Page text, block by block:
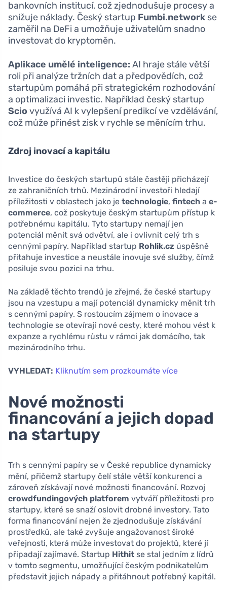
bankovních institucí, což zjednodušuje procesy a
snižuje náklady. Český startup Fumbi.network se
zaměřil na DeFi a umožňuje uživatelům snadno
investovat do kryptoměn.
Aplikace umělé inteligence: AI hraje stále větší
roli při analýze tržních dat a předpovědích, což
startupům pomáhá při strategickém rozhodování
a optimalizaci investic. Například český startup
Scio využívá AI k vylepšení predikcí ve vzdělávání,
což může přinést zisk v rychle se měnícím trhu.
Zdroj inovací a kapitálu
Investice do českých startupů stále častěji přicházejí
ze zahraničních trhů. Mezinárodní investoři hledají
příležitosti v oblastech jako je technologie, fintech a e-
commerce, což poskytuje českým startupům přístup k
potřebnému kapitálu. Tyto startupy nemají jen
potenciál měnit svá odvětví, ale i ovlivnit celý trh s
cennými papíry. Například startup Rohlik.cz úspěšně
přitahuje investice a neustále inovuje své služby, čímž
posiluje svou pozici na trhu.
Na základě těchto trendů je zřejmé, že české startupy
jsou na vzestupu a mají potenciál dynamicky měnit trh
s cennými papíry. S rostoucím zájmem o inovace a
technologie se otevírají nové cesty, které mohou vést k
expanze a rychlému růstu v rámci jak domácího, tak
mezinárodního trhu.
VYHLEDAT: Kliknutím sem prozkoumáte více
Nové možnosti
financování a jejich dopad
na startupy
Trh s cennými papíry se v České republice dynamicky
mění, přičemž startupy čelí stále větší konkurenci a
zároveň získávají nové možnosti financování. Rozvoj
crowdfundingových platforem vytváří příležitosti pro
startupy, které se snaží oslovit drobné investory. Tato
forma financování nejen že zjednodušuje získávání
prostředků, ale také zvyšuje angažovanost široké
veřejnosti, která může investovat do projektů, které jí
připadají zajímavé. Startup Hithit se stal jedním z lídrů
v tomto segmentu, umožňující českým podnikatelům
představit jejich nápady a přitáhnout potřebný kapitál.